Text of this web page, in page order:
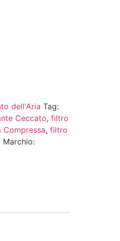
dell'Aria Tag:
Ceccato, filtro
Compressa, filtro
Marchio: